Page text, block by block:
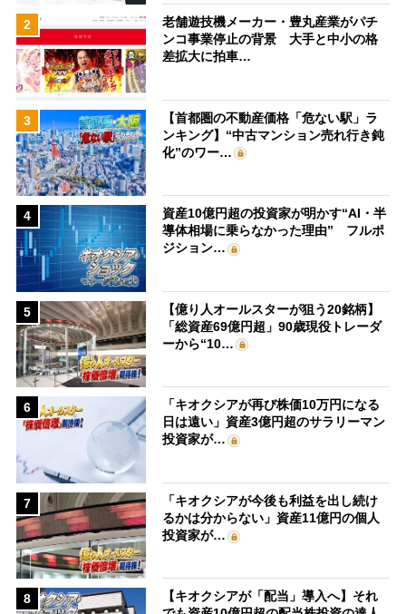
2
老舗遊技機メーカー・豊丸産業がパチ
ンコ事業停止の背景 大手と中小の格
差拡大に拍車…
3
【首都圏の不動産価格「危ない駅」ラ
ンキング】“中古マンション売れ行き鈍
化”のワー…
4
資産10億円超の投資家が明かす“AI・半
導体相場に乗らなかった理由” フルポ
ジション…
5
【億り人オールスターが狙う20銘柄】
「総資産69億円超」90歳現役トレーダ
ーから“10…
6
「キオクシアが再び株価10万円になる
日は遠い」資産3億円超のサラリーマン
投資家が…
7
「キオクシアが今後も利益を出し続け
るかは分からない」資産11億円の個人
投資家が…
8
【キオクシアが「配当」導入へ】それ